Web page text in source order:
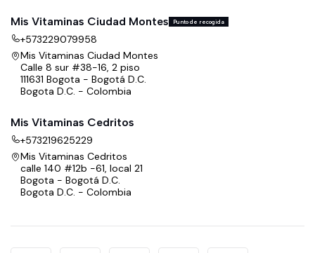
Mis Vitaminas Ciudad Montes Punto de recogida
+573229079958
Mis Vitaminas Ciudad Montes
Calle 8 sur #38-16, 2 piso
111631 Bogota - Bogotá D.C.
Bogota D.C. - Colombia
Mis Vitaminas Cedritos
+573219625229
Mis Vitaminas Cedritos
calle 140 #12b -61, local 21
Bogota - Bogotá D.C.
Bogota D.C. - Colombia